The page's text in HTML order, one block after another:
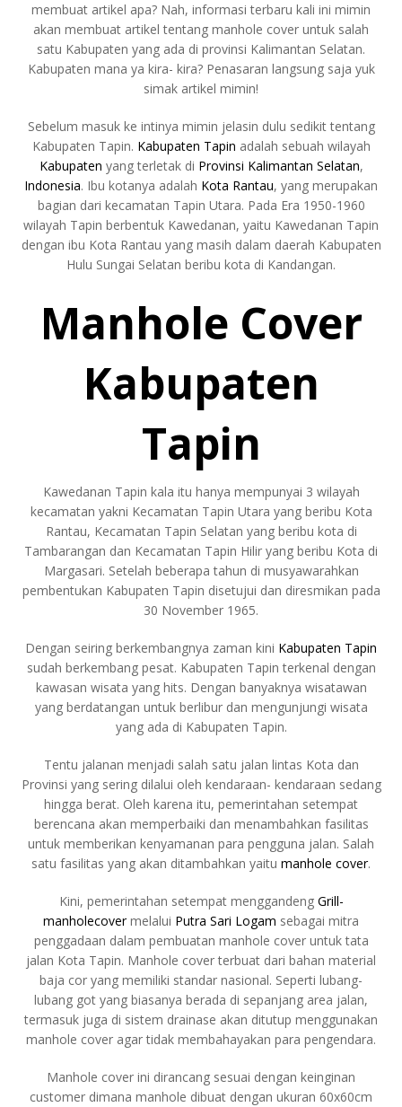
membuat artikel apa? Nah, informasi terbaru kali ini mimin
akan membuat artikel tentang manhole cover untuk salah
satu Kabupaten yang ada di provinsi Kalimantan Selatan.
Kabupaten mana ya kira- kira? Penasaran langsung saja yuk
simak artikel mimin!
Sebelum masuk ke intinya mimin jelasin dulu sedikit tentang
Kabupaten Tapin. Kabupaten Tapin adalah sebuah wilayah
Kabupaten yang terletak di Provinsi Kalimantan Selatan,
Indonesia. Ibu kotanya adalah Kota Rantau, yang merupakan
bagian dari kecamatan Tapin Utara. Pada Era 1950-1960
wilayah Tapin berbentuk Kawedanan, yaitu Kawedanan Tapin
dengan ibu Kota Rantau yang masih dalam daerah Kabupaten
Hulu Sungai Selatan beribu kota di Kandangan.
Manhole Cover
Kabupaten
Tapin
Kawedanan Tapin kala itu hanya mempunyai 3 wilayah
kecamatan yakni Kecamatan Tapin Utara yang beribu Kota
Rantau, Kecamatan Tapin Selatan yang beribu kota di
Tambarangan dan Kecamatan Tapin Hilir yang beribu Kota di
Margasari. Setelah beberapa tahun di musyawarahkan
pembentukan Kabupaten Tapin disetujui dan diresmikan pada
30 November 1965.
Dengan seiring berkembangnya zaman kini Kabupaten Tapin
sudah berkembang pesat. Kabupaten Tapin terkenal dengan
kawasan wisata yang hits. Dengan banyaknya wisatawan
yang berdatangan untuk berlibur dan mengunjungi wisata
yang ada di Kabupaten Tapin.
Tentu jalanan menjadi salah satu jalan lintas Kota dan
Provinsi yang sering dilalui oleh kendaraan- kendaraan sedang
hingga berat. Oleh karena itu, pemerintahan setempat
berencana akan memperbaiki dan menambahkan fasilitas
untuk memberikan kenyamanan para pengguna jalan. Salah
satu fasilitas yang akan ditambahkan yaitu manhole cover.
Kini, pemerintahan setempat menggandeng Grill-
manholecovermelalui Putra Sari Logam sebagai mitra
penggadaan dalam pembuatan manhole cover untuk tata
jalan Kota Tapin. Manhole cover terbuat dari bahan material
baja cor yang memiliki standar nasional. Seperti lubang-
lubang got yang biasanya berada di sepanjang area jalan,
termasuk juga di sistem drainase akan ditutup menggunakan
manhole cover agar tidak membahayakan para pengendara.
Manhole cover ini dirancang sesuai dengan keinginan
customer dimana manhole dibuat dengan ukuran 60x60cm